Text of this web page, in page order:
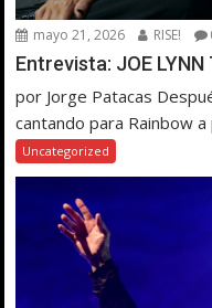
mayo 21, 2026 RISE!
Entrevista: JOE LYNN
por Jorge Patacas
cantando para Rainbow
Uncategorized